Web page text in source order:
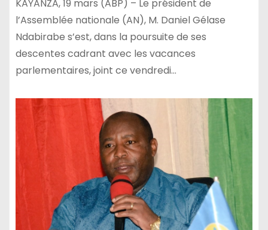
KAYANZA, 19 mars (ABP) – Le président de
l’Assemblée nationale (AN), M. Daniel Gélase
Ndabirabe s’est, dans la poursuite de ses
descentes cadrant avec les vacances
parlementaires, joint ce vendredi…